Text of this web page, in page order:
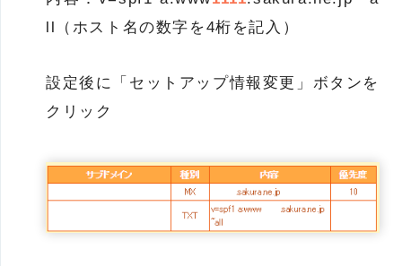
ll（ホスト名の数字を4桁を記入）
設定後に「セットアップ情報変更」ボタンを
クリック